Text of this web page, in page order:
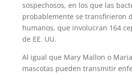
sospechosos, en los que las
probablemente se transfirieron
humanos, que involucran 164
de EE. UU.
Al igual que Mary Mallon o
mascotas pueden transmitir